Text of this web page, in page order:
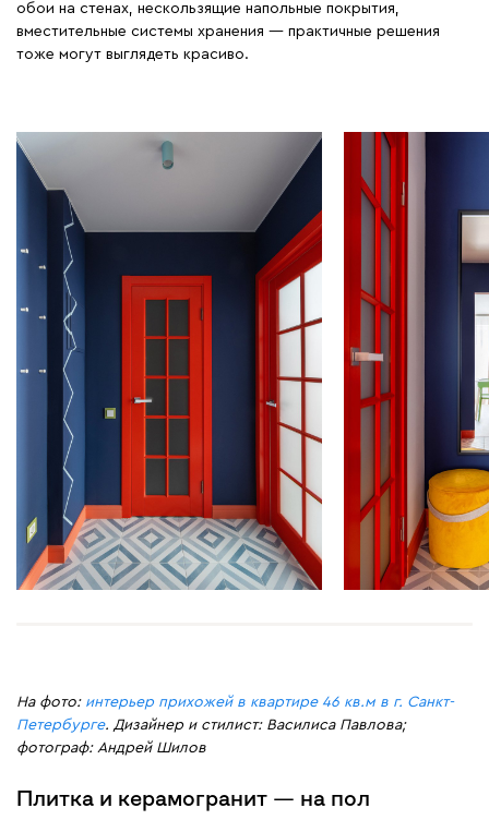
обои на стенах, нескользящие напольные покрытия,
вместительные системы хранения — практичные решения
тоже могут выглядеть красиво.
На фото: интерьер прихожей в квартире 46 кв.м в г. Санкт-
Петербурге. Дизайнер и стилист: Василиса Павлова;
фотограф: Андрей Шилов
Плитка и керамогранит — на пол